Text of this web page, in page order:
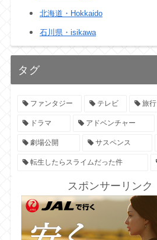
北海道・Hokkaido
石川県・isikawa
タグ
ファンタジー テレビ 旅行
ドラマ アドベンチャー
劇場公開 サスペンス
転生したらスライムだった件
スポンサーリンク